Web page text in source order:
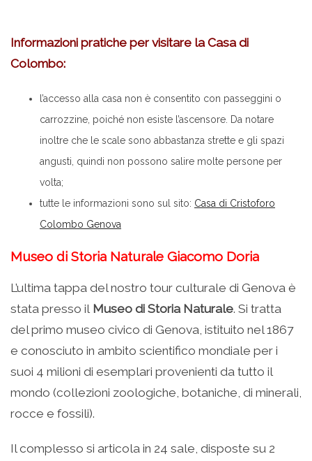
Informazioni pratiche per visitare la Casa di
Colombo:
l’accesso alla casa non è consentito con passeggini o
carrozzine, poiché non esiste l’ascensore. Da notare
inoltre che le scale sono abbastanza strette e gli spazi
angusti, quindi non possono salire molte persone per
volta;
tutte le informazioni sono sul sito: Casa di Cristoforo
Colombo Genova
Museo di Storia Naturale Giacomo Doria
L’ultima tappa del nostro tour culturale di Genova è
stata presso il Museo di Storia Naturale. Si tratta
del primo museo civico di Genova, istituito nel 1867
e conosciuto in ambito scientifico mondiale per i
suoi 4 milioni di esemplari provenienti da tutto il
mondo (collezioni zoologiche, botaniche, di minerali,
rocce e fossili).
Il complesso si articola in 24 sale, disposte su 2